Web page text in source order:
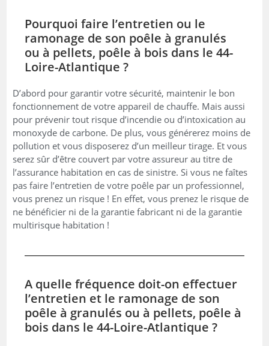
Pourquoi faire l’entretien ou le
ramonage de son poêle à granulés
ou à pellets, poêle à bois dans le 44-
Loire-Atlantique ?
D’abord pour garantir votre sécurité, maintenir le bon
fonctionnement de votre appareil de chauffe. Mais aussi
pour prévenir tout risque d’incendie ou d’intoxication au
monoxyde de carbone. De plus, vous générerez moins de
pollution et vous disposerez d’un meilleur tirage. Et vous
serez sûr d’être couvert par votre assureur au titre de
l’assurance habitation en cas de sinistre. Si vous ne faîtes
pas faire l’entretien de votre poêle par un professionnel,
vous prenez un risque ! En effet, vous prenez le risque de
ne bénéficier ni de la garantie fabricant ni de la garantie
multirisque habitation !
A quelle fréquence doit-on effectuer
l’entretien et le ramonage de son
poêle à granulés ou à pellets, poêle à
bois dans le 44-Loire-Atlantique ?